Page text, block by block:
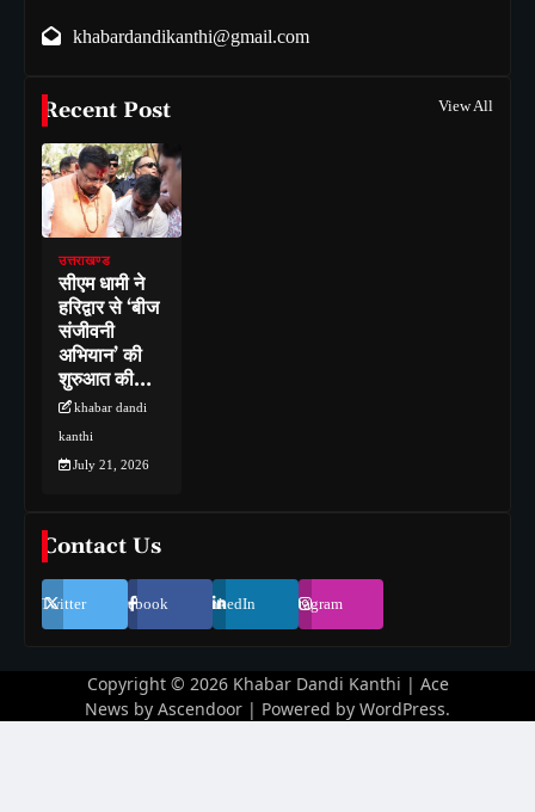
khabardandikanthi@gmail.com
Recent Post View All
उत्तराखण्ड
सीएम धामी ने
हरिद्वार से ‘बीज
संजीवनी
अभियान’ की
शुरुआत की…
khabar dandi
kanthi
July 21, 2026
Contact Us
Twitter Facebook LinkedIn Instagram
Copyright © 2026 Khabar Dandi Kanthi | Ace
News by Ascendoor | Powered by WordPress.